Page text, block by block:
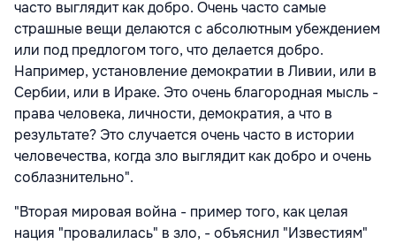
часто выглядит как добро. Очень часто самые
страшные вещи делаются с абсолютным убеждением
или под предлогом того, что делается добро.
Например, установление демократии в Ливии, или в
Сербии, или в Ираке. Это очень благородная мысль -
права человека, личности, демократия, а что в
результате? Это случается очень часто в истории
человечества, когда зло выглядит как добро и очень
соблазнительно".
"Вторая мировая война - пример того, как целая
нация "провалилась" в зло, - объяснил "Известиям"